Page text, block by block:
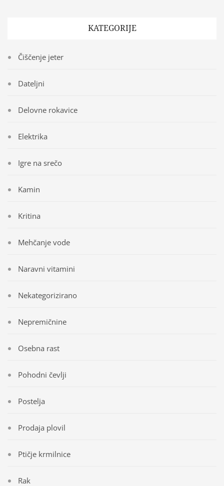
KATEGORIJE
Čiščenje jeter
Dateljni
Delovne rokavice
Elektrika
Igre na srečo
Kamin
Kritina
Mehčanje vode
Naravni vitamini
Nekategorizirano
Nepremičnine
Osebna rast
Pohodni čevlji
Postelja
Prodaja plovil
Ptičje krmilnice
Rak